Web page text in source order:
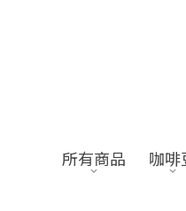
所有商品 咖啡